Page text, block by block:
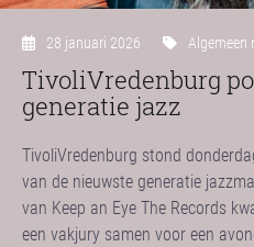
28 januari 2026 Algemeen
TivoliVredenburg
generatie jazz
TivoliVredenburg stond
van de nieuwste generatie
van Keep an Eye The Records
een vakjury samen voor een